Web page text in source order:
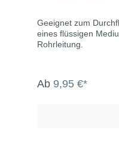
Geeignet zum
eines flüssigen
Rohrleitung.
Ab 9,95 €*